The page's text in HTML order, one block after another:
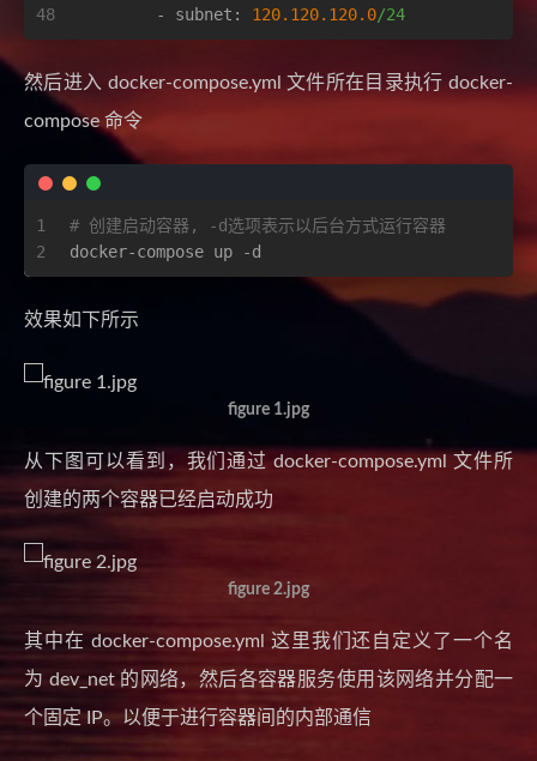
48 - subnet: 120.120.120.0/24
然后进入 docker-compose.yml 文件所在目录执行 docker-
compose 命令
1
2
# 创建启动容器, -d选项表示以后台方式运行容器
docker-compose up -d
效果如下所示
figure 1.jpg
从下图可以看到，我们通过 docker-compose.yml 文件所
创建的两个容器已经启动成功
figure 2.jpg
其中在 docker-compose.yml 这里我们还自定义了一个名
为 dev_net 的网络，然后各容器服务使用该网络并分配一
个固定 IP。以便于进行容器间的内部通信